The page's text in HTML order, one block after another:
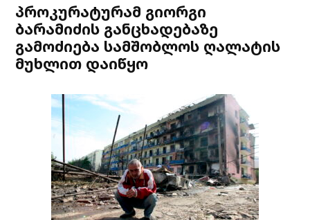
პროკურატურამ გიორგი
ბარამიძის განცხადებაზე
გამოძიება სამშობლოს ღალატის
მუხლით დაიწყო